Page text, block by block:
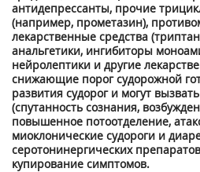
антидепрессанты, прочие
(например, прометазин),
лекарственные средства
анальгетики, ингибиторы
нейролептики и другие
снижающие порог судорожной
развития судорог и могут
(спутанность сознания,
повышенное потоотделение,
миоклонические судороги и
серотонинергических
купирование симптомов.